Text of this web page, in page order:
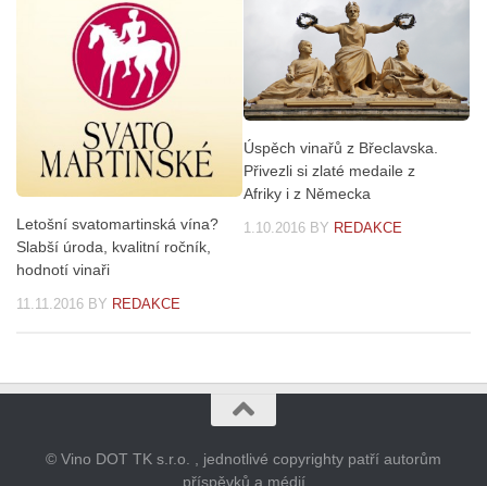
Letošní svatomartinská vína?
Slabší úroda, kvalitní ročník,
hodnotí vinaři
11.11.2016 BY REDAKCE
Úspěch vinařů z Břeclavska.
Přivezli si zlaté medaile z
Afriky i z Německa
1.10.2016 BY REDAKCE
© Vino DOT TK s.r.o. , jednotlivé copyrighty patří autorům
příspěvků a médií